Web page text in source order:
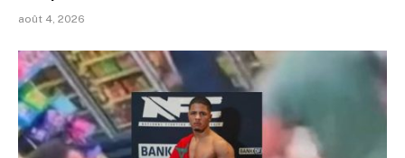
août 4, 2026